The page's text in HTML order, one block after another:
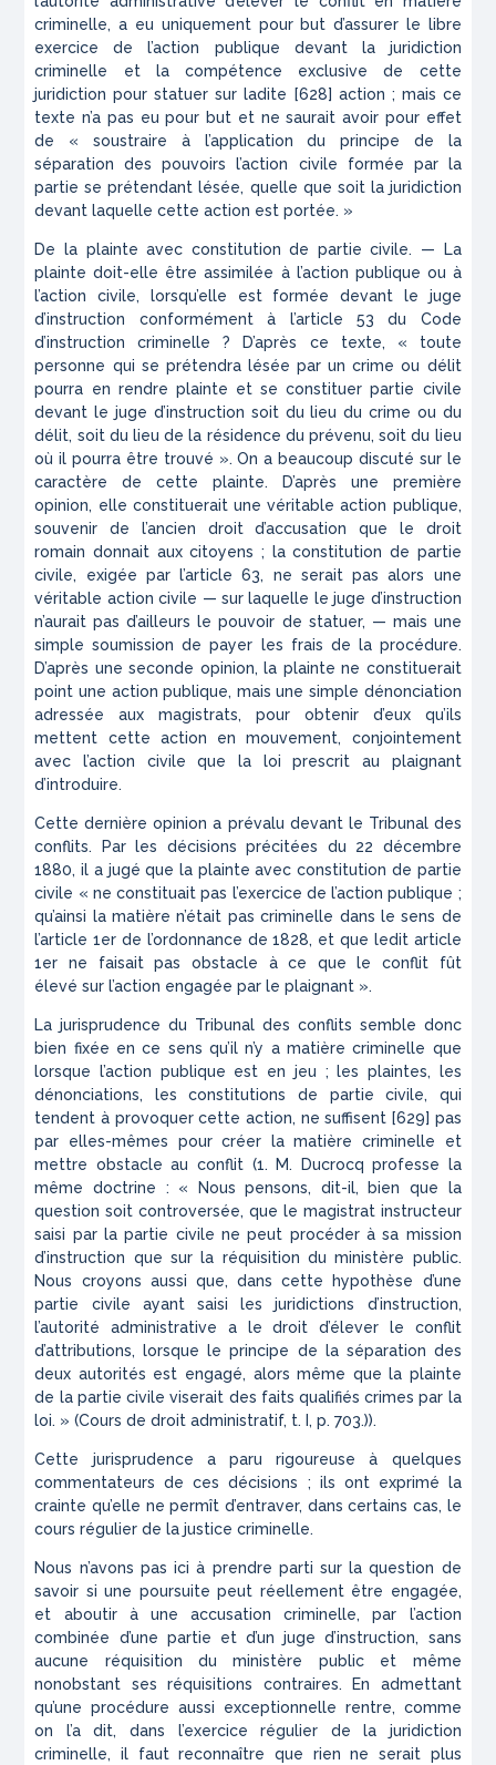
criminelle, a eu uniquement pour but d’assurer le libre
exercice de l’action publique devant la juridiction
criminelle et la compétence exclusive de cette
juridiction pour statuer sur ladite [628] action ; mais ce
texte n’a pas eu pour but et ne saurait avoir pour effet
de « soustraire à l’application du principe de la
séparation des pouvoirs l’action civile formée par la
partie se prétendant lésée, quelle que soit la juridiction
devant laquelle cette action est portée. »
De la plainte avec constitution de partie civile. — La
plainte doit-elle être assimilée à l’action publique ou à
l’action civile, lorsqu’elle est formée devant le juge
d’instruction conformément à l’article 53 du Code
d’instruction criminelle ? D’après ce texte, « toute
personne qui se prétendra lésée par un crime ou délit
pourra en rendre plainte et se constituer partie civile
devant le juge d’instruction soit du lieu du crime ou du
délit, soit du lieu de la résidence du prévenu, soit du lieu
où il pourra être trouvé ». On a beaucoup discuté sur le
caractère de cette plainte. D’après une première
opinion, elle constituerait une véritable action publique,
souvenir de l’ancien droit d’accusation que le droit
romain donnait aux citoyens ; la constitution de partie
civile, exigée par l’article 63, ne serait pas alors une
véritable action civile — sur laquelle le juge d’instruction
n’aurait pas d’ailleurs le pouvoir de statuer, — mais une
simple soumission de payer les frais de la procédure.
D’après une seconde opinion, la plainte ne constituerait
point une action publique, mais une simple dénonciation
adressée aux magistrats, pour obtenir d’eux qu’ils
mettent cette action en mouvement, conjointement
avec l’action civile que la loi prescrit au plaignant
d’introduire.
Cette dernière opinion a prévalu devant le Tribunal des
conflits.
Par les décisions précitées du 22 décembre
1880, il a jugé que la plainte avec constitution de partie
civile « ne constituait pas l’exercice de l’action publique ;
qu’ainsi la matière n’était pascriminelle dans le sens de
l’article 1er de l’ordonnance de 1828, et que ledit article
1er ne faisait pas obstacle à ce que le conflit fût
élevésur l’action engagée par le plaignant ».
La jurisprudence du Tribunal des conflits semble donc
bien fixée en ce sens qu’il n’y a matière criminelle que
lorsque l’action publique est en jeu ; les plaintes, les
dénonciations, les constitutions de partie civile, qui
tendent à provoquer cette action, ne suffisent [629] pas
par elles-mêmes pour créer la matière criminelle et
mettre obstacle au conflit (1. M. Ducrocq professe la
même doctrine : « Nous pensons, dit-il, bien que la
question soit controversée, que le magistrat instructeur
saisi par la partie civile ne peut procéder à sa mission
d’instruction que sur la réquisition du ministère public.
Nous croyons aussi que, dans cette hypothèse d’une
partie civile ayant saisi les juridictions d’instruction,
l’autorité administrative a le droit d’élever le conflit
d’attributions, lorsque le principe de la séparation des
deux autorités est engagé, alors même que la plainte
de la partie civile viserait des faits qualifiés crimes par la
loi. » (Cours de droit administratif, t. I, p. 703.)).
Cette jurisprudence a paru rigoureuse à quelques
commentateurs de ces décisions ; ils ont exprimé la
crainte qu’elle ne permît d’entraver, dans certains cas, le
cours régulier de la justice criminelle.
Nous n’avons pas ici à prendre parti sur la question de
savoir si une poursuite peut réellement être engagée,
et aboutir à une accusation criminelle, par l’action
combinée d’une partie et d’un juge d’instruction, sans
aucune réquisition du ministère public et même
nonobstant ses réquisitions contraires. En admettant
qu’une procédure aussi exceptionnelle rentre, comme
on l’a dit, dans l’exercice régulier de la juridiction
criminelle, il faut reconnaître que rien ne serait plus